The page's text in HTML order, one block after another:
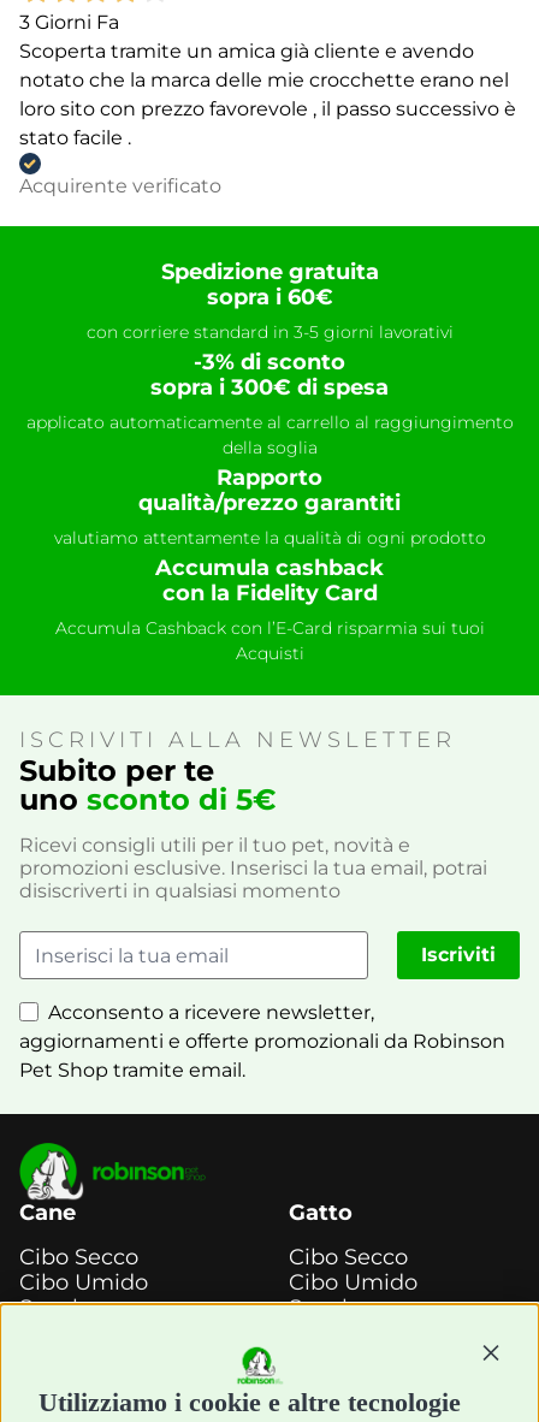
Utilizziamo i cookie e altre tecnologie
3 Giorni Fa
Scoperta tramite un amica già cliente e avendo
notato che la marca delle mie crocchette erano nel
loro sito con prezzo favorevole , il passo successivo è
stato facile .
Acquirente verificato
Spedizione gratuita
sopra i 60€
con corriere standard in 3-5 giorni lavorativi
-3% di sconto
sopra i 300€ di spesa
applicato automaticamente al carrello al raggiungimento
della soglia
Rapporto
qualità/prezzo garantiti
valutiamo attentamente la qualità di ogni prodotto
Accumula cashback
con la Fidelity Card
Accumula Cashback con l’E-Card risparmia sui tuoi
Acquisti
ISCRIVITI ALLA NEWSLETTER
Subito per te
uno sconto di 5€
Ricevi consigli utili per il tuo pet, novità e
promozioni esclusive. Inserisci la tua email, potrai
disiscriverti in qualsiasi momento
Acconsento a ricevere newsletter,
aggiornamenti e offerte promozionali da Robinson
Pet Shop tramite email.
Iscriviti
Cane
Cibo Secco
Cibo Umido
Snack e
Igiene e Pulizia
Gatto
Cibo Secco
Cibo Umido
Snack e
Igiene e Pulizia